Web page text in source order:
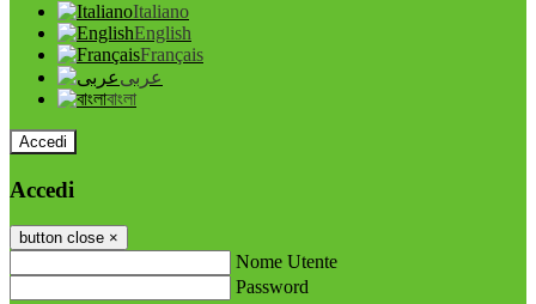
Italiano
English
Français
عربى
বাংলা
Accedi
Accedi
button close ×
Nome Utente
Password